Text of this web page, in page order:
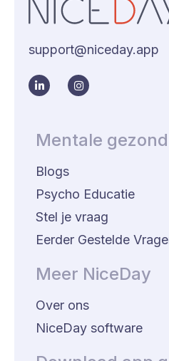
support@niceday.app
Mentale
Blogs
Psycho Educatie
Stel je vraag
Eerder Gestelde
Meer NiceDay
Over ons
NiceDay software